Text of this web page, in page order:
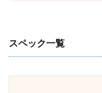
スペック一覧